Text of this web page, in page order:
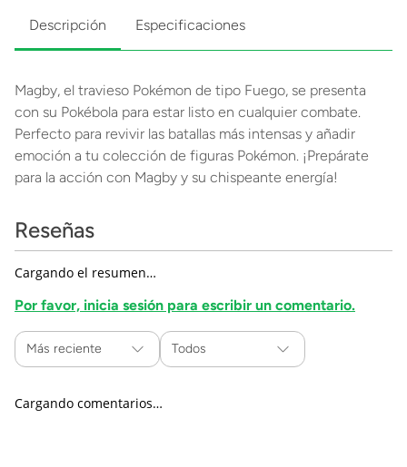
Descripción Especificaciones
Magby, el travieso Pokémon de tipo Fuego, se presenta
con su Pokébola para estar listo en cualquier combate.
Perfecto para revivir las batallas más intensas y añadir
emoción a tu colección de figuras Pokémon. ¡Prepárate
para la acción con Magby y su chispeante energía!
Reseñas
Cargando el resumen…
Por favor, inicia sesión para escribir un comentario.
Más reciente Todos
Cargando comentarios…